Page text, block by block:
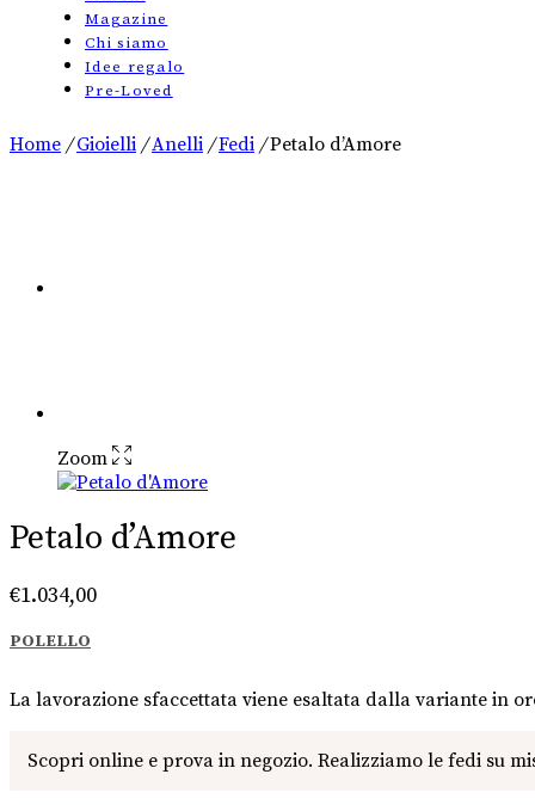
Magazine
Chi siamo
Idee regalo
Pre-Loved
Home / Gioielli / Anelli / Fedi /Petalo d’Amore
Zoom
Petalo d’Amore
€1.034,00
POLELLO
La lavorazione sfaccettata viene esaltata dalla variante in